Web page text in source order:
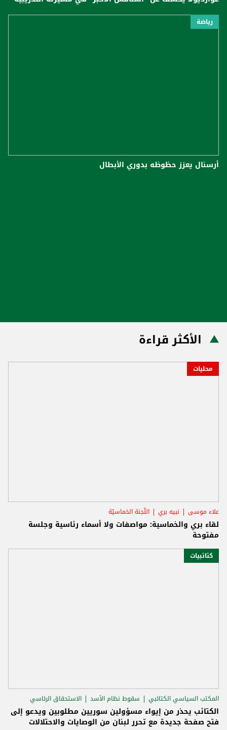
رياضة
أرسنال يعزز حظوظه بدوري الأبطال
الأكثر قراءة
محليات
علاء موسى نبيه بري اللّجنة الخماسيّة
لقاء بري والخماسية: مواصفات ولا أسماء رئاسية وجلسة
مفتوحة
كتائبيات
المكتب السياسي الكتائبي سقوط نظام الأسد الاستحقاق الرئاسي
الكتائب يحذر من إيواء مسؤولين سوريين مطلوبين ويدعو إلى
فتح صفحة جديدة مع تحرر لبنان من الوصايات والاحتلالات